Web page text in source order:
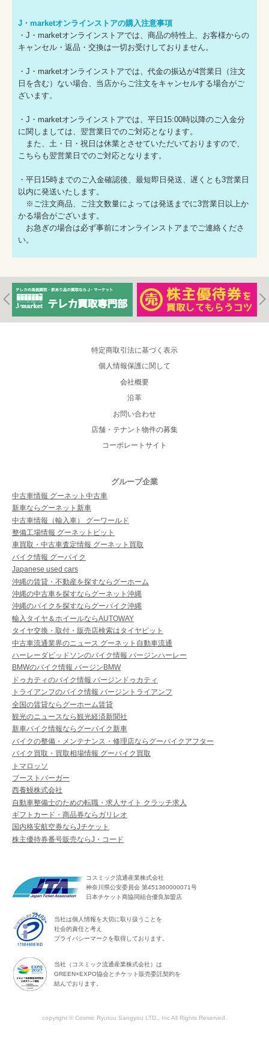
J・marketオンラインストアの購入注意事項
・J・marketオンラインストアでは、商品の特性上、お客様からの
キャンセル・返品・交換は一切お受けしておりません。
・J・marketオンラインストアでは、代金の振込が4営業日（注文
日を含む）ない場合、当店からご注文をキャンセルする場合がご
ざいます。
・J・marketオンラインストアでは、平日15:00時以降のご入金分
に関しましては、翌営業日でのご対応となります。
また、土・日・祝日は休業とさせていただいておりますので、
こちらも翌営業日でのご対応となります。
・平日15時までのご入金確認後、最短即日発送、遅くとも3営業日
以内に発送いたします。
※ご注文商品、ご注文数量によっては発送までに3営業日以上か
かる場合がございます。
お急ぎの場合は必ず事前にオンラインストアまでご連絡くださ
い。
特定商取引法に基づく表示
個人情報保護に関して
会社概要
沿革
お問い合わせ
店舗・テナント物件の募集
コーポレートサイト
グループ企業
中古車情報 グーネット中古車
新車ならグーネット新車
中古車情報（輸入車） グーワールド
整備工場情報 グーネットピット
車買取・中古車査定情報 グーネット買取
バイク情報 グーバイク
Japanese used cars
沖縄の賃貸・不動産を探すならグーホーム
沖縄の中古車を探すならグーネット沖縄
沖縄のバイクを探すならグーバイク沖縄
輸入タイヤ＆ホイールならAUTOWAY
タイヤ交換・取付・販売店検索はタイヤピット
中古車流通業界のニュース グーネット自動車流通
ハーレーダビッドソンのバイク情報 バージンハーレー
BMWのバイク情報 バージンBMW
ドゥカティのバイク情報 バージンドゥカティ
トライアンフのバイク情報 バージントライアンフ
全国の賃貸ならグーホーム賃貸
観光のニュースなら観光経済新聞社
新車バイク情報ならグーバイク新車
バイクの整備・メンテナンス・修理店ならグーバイクアフター
バイク買取・買取相場情報 グーバイク買取
トマロッソ
ブーストバーガー
西養鰻株式会社
自動車整備士のための転職・求人サイト クラッチ求人
ギフトカード・商品券ならガリレオ
国内格安航空券ならJチケット
株主優待券番号販売ならJ・コード
コスミック流通産業株式会社
神奈川県公安委員会 第451360000071号
日本チケット商協同組合優良加盟店
当社は個人情報を大切に取り扱うことを
社会的責任と考え
プライバシーマークを取得しております。
当社（コスミック流通産業株式会社）は
GREEN×EXPO協会とチケット販売委託契約を
結んでおります。
copyright © Cosmic Ryutuu Sangyou LTD., Inc All Rights Reserved.